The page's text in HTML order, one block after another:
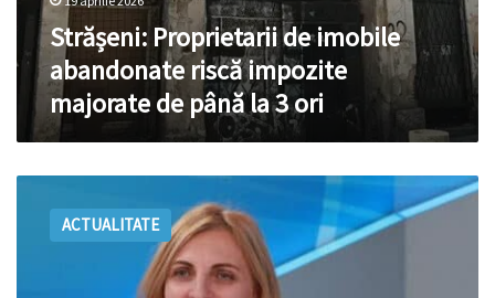
Strășeni: Proprietarii de imobile
abandonate riscă impozite
majorate de până la 3 ori
Strășeni:
MajorareaACTUALITATE